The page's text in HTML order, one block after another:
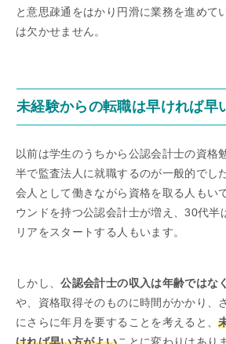
と意思疎通をはかり円滑に業務を進めて
は欠かせません。
未経験からの転職は早ければ早
以前は学生のうちから公認会計士の資格
半で監査法人に就職するのが一般的でし
会人として働きながら資格を取る人もい
ウンドを持つ公認会計士が増え、30代半
リアをスタートする人もいます。
しかし、公認会計士の収入は年齢ではな
や、資格取得そのものに時間がかかり、
にさらに年月を要することを考えると、